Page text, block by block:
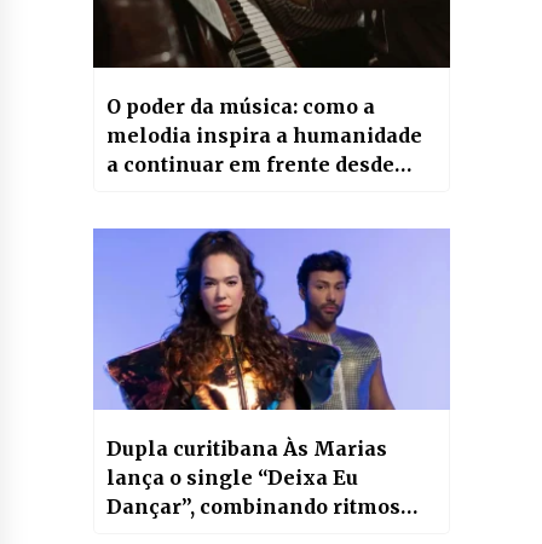
O poder da música: como a
melodia inspira a humanidade
a continuar em frente desde
Dupla curitibana Às Marias
lança o single “Deixa Eu
Dançar”, combinando ritmos